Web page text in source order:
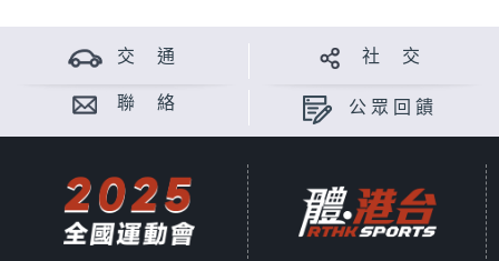
交 通 社 交
聯 絡 公眾回饋